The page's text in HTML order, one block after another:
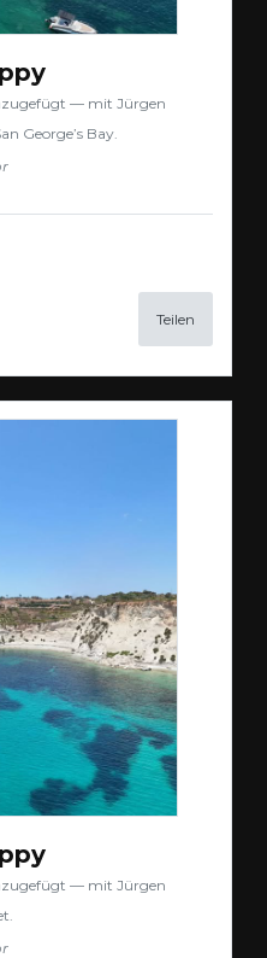
— mit Jürgen
George’s Bay.
Teilen
— mit Jürgen